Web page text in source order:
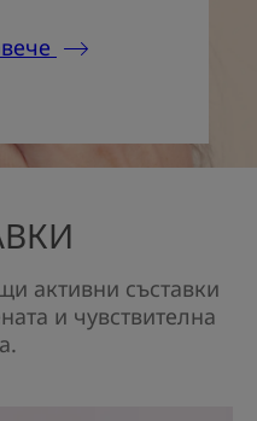
активни съставки
и чувствителна